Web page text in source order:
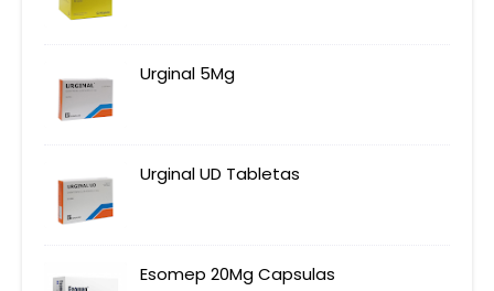
Urginal 5Mg
Urginal UD Tabletas
Esomep 20Mg Capsulas